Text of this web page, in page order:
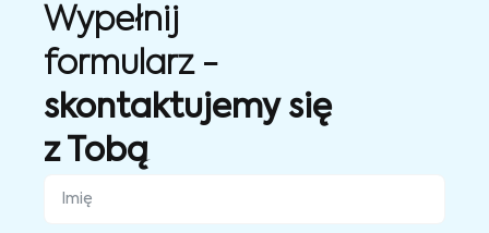
Wypełnij
formularz -
skontaktujemy się
z Tobą